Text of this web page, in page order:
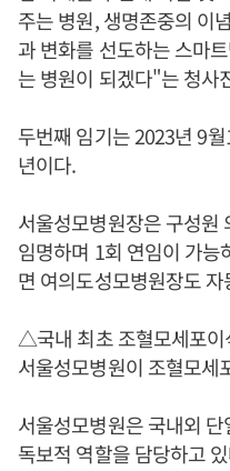
주는 병원, 생명존중의 이
과 변화를 선도하는 스마
는 병원이 되겠다"는 청사
두번째 임기는 2023년 9
년이다.
서울성모병원장은 구성원
임명하며 1회 연임이 가
면 여의도성모병원장도
△국내 최초 조혈모세포이
서울성모병원이 조혈모세
서울성모병원은 국내외
독보적 역할을 담당하고